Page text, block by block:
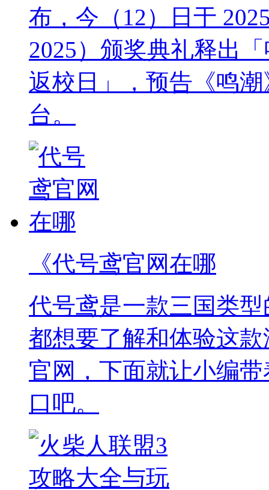
布，今（12）日于
2025）颁奖典礼释出
返校日」，预告《鸣
台。
《代号鸢官网在哪
代号鸢是一款三国类
都想要了解和体验这
官网，下面就让小编
口吧。